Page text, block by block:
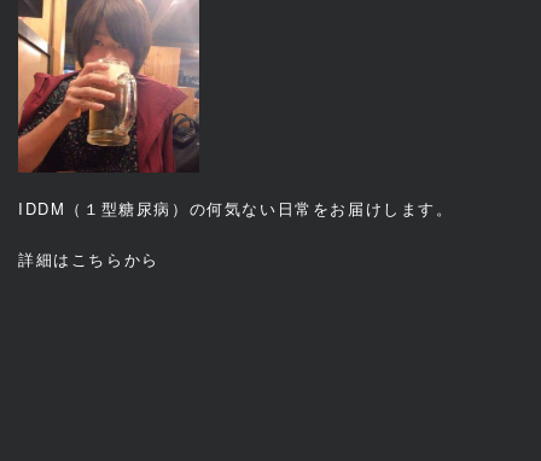
IDDM（１型糖尿病）の何気ない日常をお届けします。
詳細は こちら から